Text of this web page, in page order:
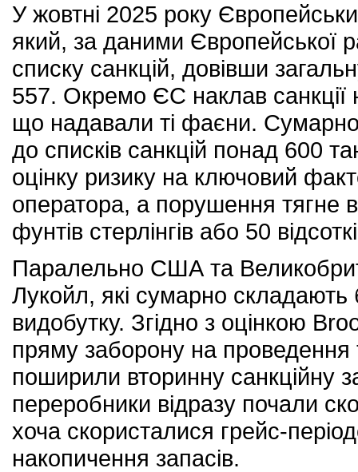
У жовтні 2025 року
який, за даними Європейської
списку санкцій, довівши
557. Окремо ЄС наклав
що надавали ті фаєни.
до списків санкцій понад 600
оцінку ризику на ключовий
оператора, а порушення тягне
фунтів стерлінгів або 50
Паралельно США та
Лукойл, які сумарно складають
видобутку. Згідно з оцінкою
пряму заборону на проведення
поширили вторинну санкційну
переробники відразу почали
хоча скористалися грейс-
накопичення запасів.